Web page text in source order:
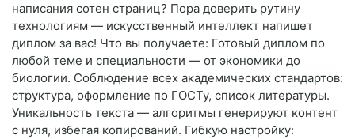
написания сотен страниц? Пора доверить рутину
технологиям — искусственный интеллект напишет
диплом за вас! Что вы получаете: Готовый диплом по
любой теме и специальности — от экономики до
биологии. Соблюдение всех академических стандартов:
структура, оформление по ГОСТу, список литературы.
Уникальность текста — алгоритмы генерируют контент
с нуля, избегая копирований. Гибкую настройку: